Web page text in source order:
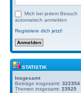
Mich bei jedem Besuch
automatisch anmelden
Registriere dich jetzt!
STATISTIK
Insgesamt
Beiträge insgesamt: 322354
Themen insgesamt: 23525